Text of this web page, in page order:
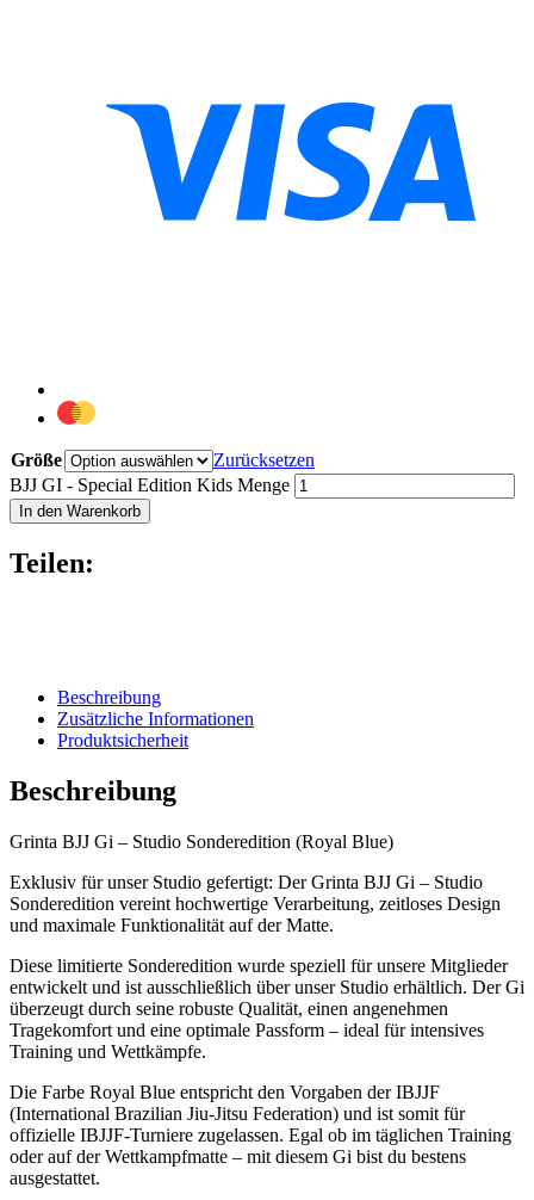
Größe
Zurücksetzen
BJJ GI - Special Edition Kids Menge
In den Warenkorb
Teilen:
Beschreibung
Zusätzliche Informationen
Produktsicherheit
Beschreibung
Grinta BJJ Gi – Studio Sonderedition (Royal Blue)
Exklusiv für unser Studio gefertigt: Der Grinta BJJ Gi – Studio
Sonderedition vereint hochwertige Verarbeitung, zeitloses Design
und maximale Funktionalität auf der Matte.
Diese limitierte Sonderedition wurde speziell für unsere Mitglieder
entwickelt und ist ausschließlich über unser Studio erhältlich. Der Gi
überzeugt durch seine robuste Qualität, einen angenehmen
Tragekomfort und eine optimale Passform – ideal für intensives
Training und Wettkämpfe.
Die Farbe Royal Blue entspricht den Vorgaben der IBJJF
(International Brazilian Jiu-Jitsu Federation) und ist somit für
offizielle IBJJF-Turniere zugelassen. Egal ob im täglichen Training
oder auf der Wettkampfmatte – mit diesem Gi bist du bestens
ausgestattet.